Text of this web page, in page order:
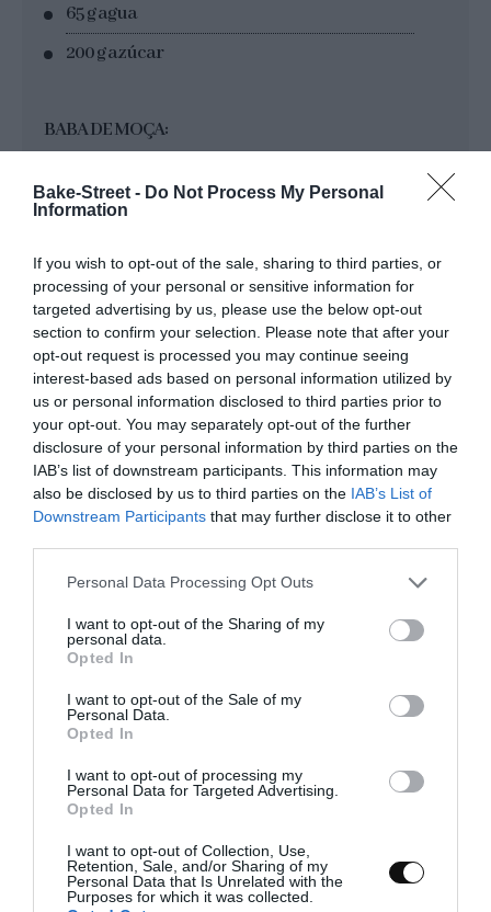
Bake-Street - Do Not Process My Personal
Information
If you wish to opt-out of the sale, sharing to third parties, or
processing of your personal or sensitive information for
targeted advertising by us, please use the below opt-out
section to confirm your selection. Please note that after your
opt-out request is processed you may continue seeing
interest-based ads based on personal information utilized by
us or personal information disclosed to third parties prior to
your opt-out. You may separately opt-out of the further
disclosure of your personal information by third parties on the
IAB’s list of downstream participants. This information may
also be disclosed by us to third parties on the IAB’s List of
Downstream Participants that may further disclose it to other
Please note that this website/app uses one or more Google
not limited to your visit or usage behaviour. You may click to
grant or deny consent to Google and its third-party tags to
use your data for below specified purposes in below Google
consent section.
Personal Data Processing Opt Outs
I want to opt-out of the Sharing of my
personal data.
Opted In
I want to opt-out of the Sale of my
Personal Data.
Opted In
I want to opt-out of processing my
Personal Data for Targeted Advertising.
Opted In
I want to opt-out of Collection, Use,
Retention, Sale, and/or Sharing of my
Personal Data that Is Unrelated with the
Purposes for which it was collected.
65 g agua
200 g azúcar
BABA DE MOÇA:
5 yemas de huevo L (100 g aprox.)
100 g azúcar
100 g agua
100 g leche de coco
PARA DECORAR Y ACOMPAÑAR:
coco rallado deshidratado
azúcar demerara (para caramelizar)
flor de Osmanthus(opcional)
yogur griego sin azúcar, crème fraîche, nata
semi montada...
MATERIAL QUE NECESITAREMOS Y VISBLE EN EL
amasadora o batidora de varillas
bol de cristal KitchenAid
5 moldes de brioche 10 cm de diámetro u otro
tipo de molde antiadherente
boles